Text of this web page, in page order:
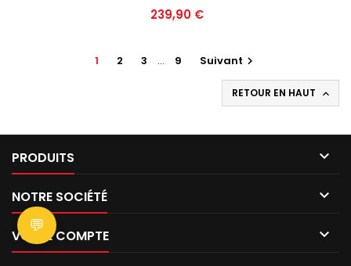
Prix
239,90 €
1 2 3 … 9 Suivant 
RETOUR EN HAUT 
PRODUITS 
NOTRE SOCIÉTÉ 
VOTRE COMPTE 
💬